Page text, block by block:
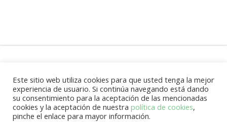
Fundación para el Desarrollo de Benín
Este sitio web utiliza cookies para que usted tenga la mejor
experiencia de usuario. Si continúa navegando está dando
su consentimiento para la aceptación de las mencionadas
cookies y la aceptación de nuestra política de cookies,
pinche el enlace para mayor información.